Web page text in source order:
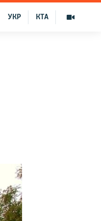
КТА
УКР